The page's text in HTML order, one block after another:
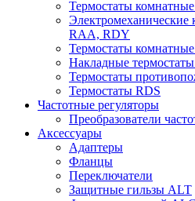
Термостаты
Электромеханические
RAA, RDY
Термостаты
Накладные
Термостаты
Термостаты RDS
Частотные регуляторы
Преобразователи
Аксессуары
Адаптеры
Фланцы
Переключатели
Защитные гильзы ALT